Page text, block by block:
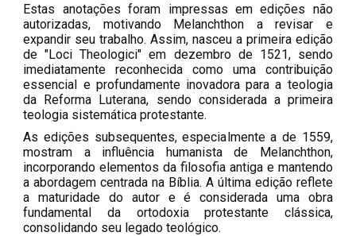
Estas anotações foram impressas em edições não
autorizadas, motivando Melanchthon a revisar e
expandir seu trabalho. Assim, nasceu a primeira edição
de "Loci Theologici" em dezembro de 1521, sendo
imediatamente reconhecida como uma contribuição
essencial e profundamente inovadora para a teologia
da Reforma Luterana, sendo considerada a primeira
teologia sistemática protestante.
As edições subsequentes, especialmente a de 1559,
mostram a influência humanista de Melanchthon,
incorporando elementos da filosofia antiga e mantendo
a abordagem centrada na Bíblia. A última edição reflete
a maturidade do autor e é considerada uma obra
fundamental da ortodoxia protestante clássica,
consolidando seu legado teológico.